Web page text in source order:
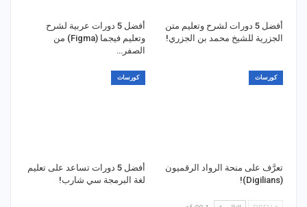
أفضل 5 دورات لشرح وتعليم متن
الجزرية للشيخ محمد بن الجزري!
أفضل 5 دورات عربية لشرح
وتعليم فيجما (Figma) من
الصفر…
كورسات
تعرَّف على منحة الرواد الرقميون
(Digilians)!
كورسات
أفضل 5 دورات تساعد على تعليم
لغة البرمجة سي شارب!